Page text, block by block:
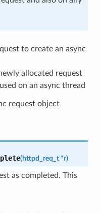
to create an async
allocated request
on an async thread
request object
(httpd_req_t *r)
as completed. This